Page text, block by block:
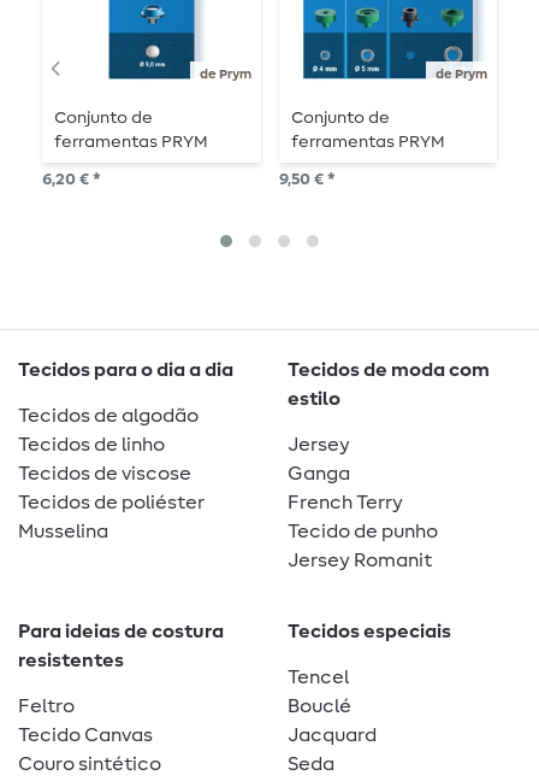
de Prym
Conjunto de
ferramentas PRYM
para rebites - 9 mm
6,20 € *
de Prym
Conjunto de
ferramentas PRYM
para ilhós de 4, 5 e 8
mm
9,50 € *
Tecidos para o dia a dia
Tecidos de algodão
Tecidos de linho
Tecidos de viscose
Tecidos de poliéster
Musselina
Tecidos de moda com
estilo
Jersey
Ganga
French Terry
Tecido de punho
Jersey Romanit
Para ideias de costura
resistentes
Feltro
Tecido Canvas
Couro sintético
Tecidos especiais
Tencel
Bouclé
Jacquard
Seda